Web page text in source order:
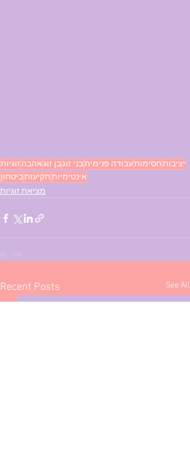
זוגיותאהבהבן זוגבני זוגעבודה פנימיתחסימותיציבות
ביטחוןתקיעותאינטימיות
מציאת זוגיות
Recent Posts See All